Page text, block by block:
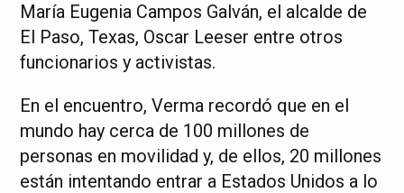
María Eugenia Campos Galván, el alcalde de
El Paso, Texas, Oscar Leeser entre otros
funcionarios y activistas.
En el encuentro, Verma recordó que en el
mundo hay cerca de 100 millones de
personas en movilidad y, de ellos, 20 millones
están intentando entrar a Estados Unidos a lo